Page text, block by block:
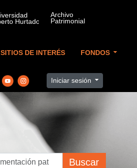
SITIOS DE INTERÉS FONDOS
Iniciar sesión
Buscar